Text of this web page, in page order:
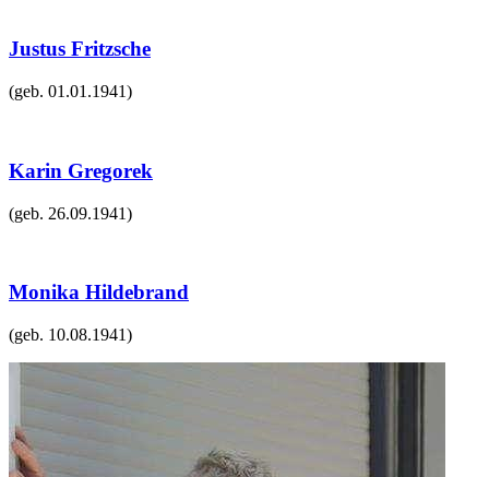
Justus Fritzsche
(geb. 01.01.1941)
Karin Gregorek
(geb. 26.09.1941)
Monika Hildebrand
(geb. 10.08.1941)